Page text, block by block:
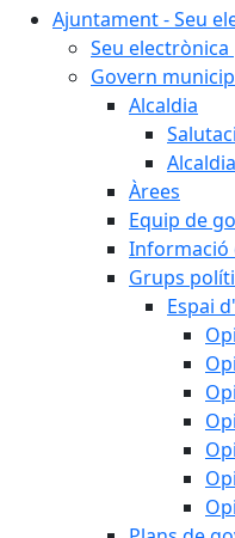
Ajuntament - Seu
Seu electrònica
Govern
Alcaldia
Àrees
Equip de
Informació
Grups
Espai